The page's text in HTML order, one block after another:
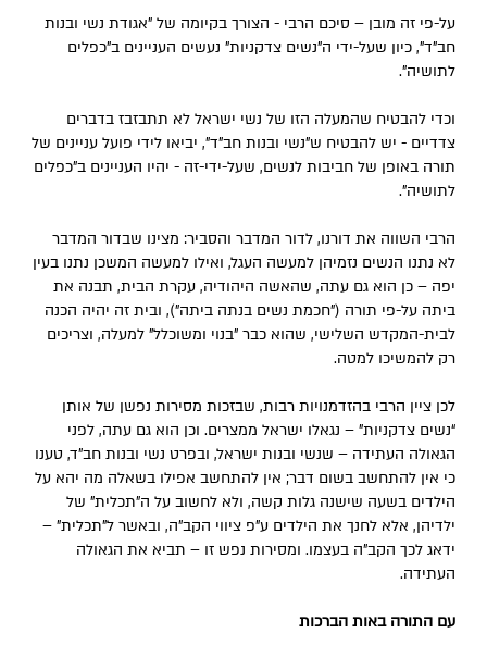
על-פי זה מובן – סיכם הרבי - הצורך בקיומה של "אגודת נשי ובנות
חב"ד", כיון שעל-ידי ה"נשים צדקניות" נעשים העניינים ב"כפלים
לתושיה".
וכדי להבטיח שהמעלה הזו של נשי ישראל לא תתבזבז בדברים
צדדיים - יש להבטיח ש"נשי ובנות חב"ד", יביאו לידי פועל עניינים של
תורה באופן של חביבות לנשים, שעל-ידי-זה - יהיו העניינים ב"כפלים
לתושיה".
הרבי השווה את דורנו, לדור המדבר והסביר: מצינו שבדור המדבר
לא נתנו הנשים נזמיהן למעשה העגל, ואילו למעשה המשכן נתנו בעין
יפה – כן הוא גם עתה, שהאשה היהודיה, עקרת הבית, תבנה את
ביתה על-פי תורה ("חכמת נשים בנתה ביתה"), ובית זה יהיה הכנה
לבית-המקדש השלישי, שהוא כבר "בנוי ומשוכלל" למעלה, וצריכים
רק להמשיכו למטה.
לכן ציין הרבי בהזדמנויות רבות, שבזכות מסירות נפשן של אותן
“נשים צדקניות” – נגאלו ישראל ממצרים. וכן הוא גם עתה, לפני
הגאולה העתידה – שנשי ובנות ישראל, ובפרט נשי ובנות חב”ד, טענו
כי אין להתחשב בשום דבר; אין להתחשב אפילו בשאלה מה יהא על
הילדים בשעה שישנה גלות קשה, ולא לחשוב על ה”תכלית” של
ילדיהן, אלא לחנך את הילדים ע”פ ציווי הקב”ה, ובאשר ל"תכלית” –
ידאג לכך הקב”ה בעצמו. ומסירות נפש זו – תביא את הגאולה
העתידה.
עם התורה באות הברכות